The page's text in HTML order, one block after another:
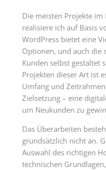
Die meisten Projekte im
realisiere ich auf Basis
WordPress bietet eine
Optionen, und auch die
Kunden selbst gestaltet
Projekten dieser Art ist
Umfang und
Zielsetzung – eine
um Neukunden zu
Das Überarbeiten
grundsätzlich nicht an.
Auswahl des richtigen
technischen